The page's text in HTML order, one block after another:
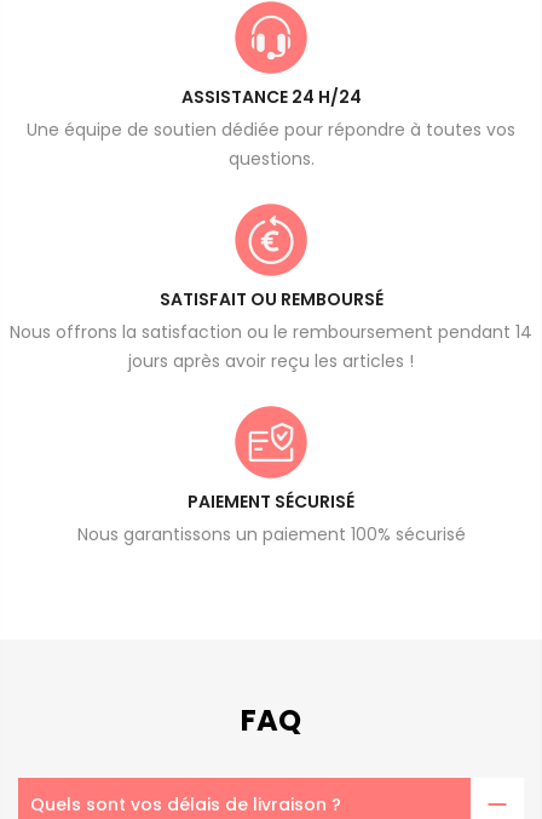
ASSISTANCE 24 H/24
Une équipe de soutien dédiée pour répondre à toutes vos
questions.
SATISFAIT OU REMBOURSÉ
Nous offrons la satisfaction ou le remboursement pendant 14
jours après avoir reçu les articles !
PAIEMENT SÉCURISÉ
Nous garantissons un paiement 100% sécurisé
FAQ
Quels sont vos délais de livraison ?